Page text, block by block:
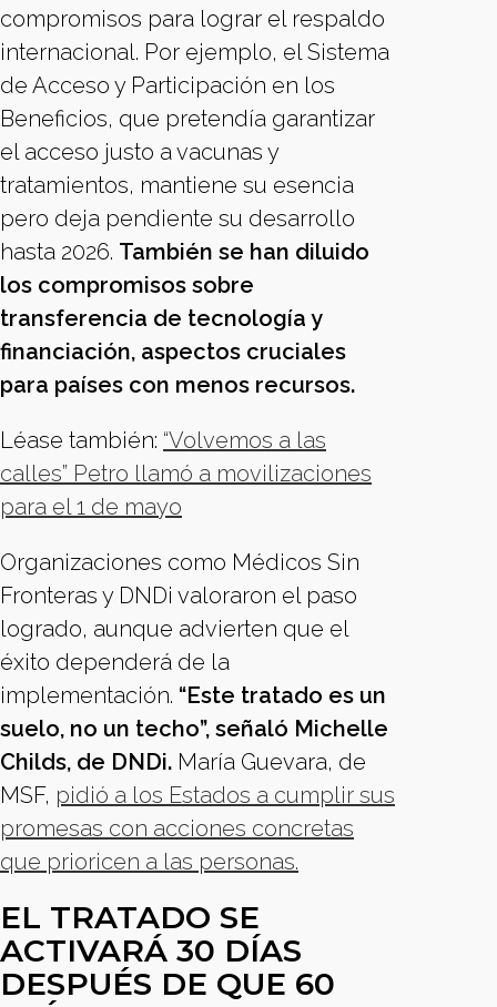
compromisos para lograr el respaldo
internacional. Por ejemplo, el Sistema
de Acceso y Participación en los
Beneficios, que pretendía garantizar
el acceso justo a vacunas y
tratamientos, mantiene su esencia
pero deja pendiente su desarrollo
hasta 2026. También se han diluido
los compromisos sobre
transferencia de tecnología y
financiación, aspectos cruciales
para países con menos recursos.
Léase también: “Volvemos a las
calles” Petro llamó a movilizaciones
para el 1 de mayo
Organizaciones como Médicos Sin
Fronteras y DNDi valoraron el paso
logrado, aunque advierten que el
éxito dependerá de la
implementación. “Este tratado es un
suelo, no un techo”, señaló Michelle
Childs, de DNDi. María Guevara, de
MSF, pidió a los Estados a cumplir sus
promesas con acciones concretas
que prioricen a las personas.
EL TRATADO SE
ACTIVARÁ 30 DÍAS
DESPUÉS DE QUE 60